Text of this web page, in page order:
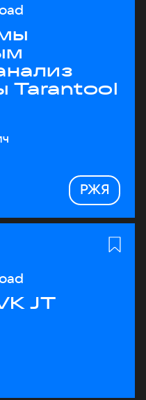
Tarantool
РЖЯ
JT